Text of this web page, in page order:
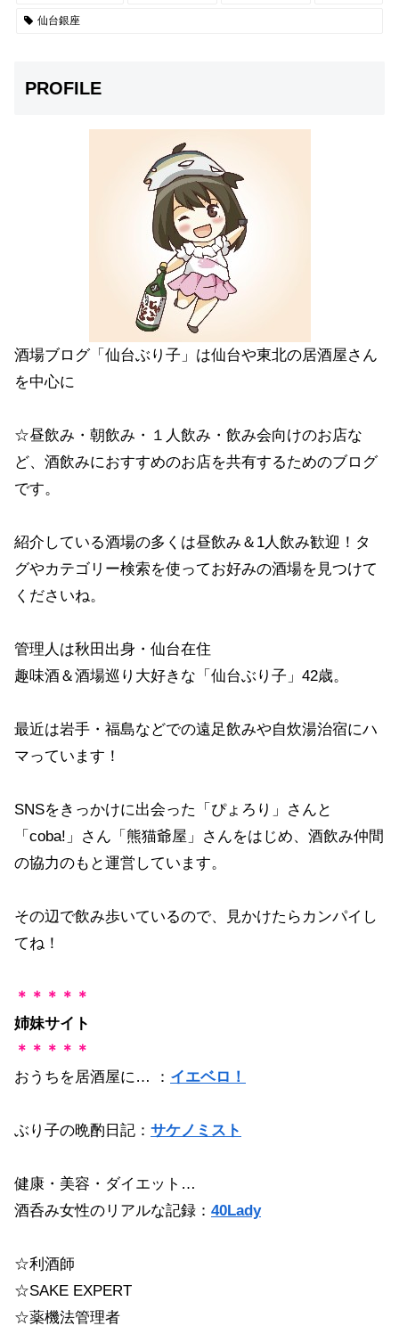
仙台銀座
PROFILE
酒場ブログ「仙台ぶり子」は仙台や東北の居酒屋さん
を中心に
☆昼飲み・朝飲み・１人飲み・飲み会向けのお店な
ど、酒飲みにおすすめのお店を共有するためのブログ
です。
紹介している酒場の多くは昼飲み＆1人飲み歓迎！タ
グやカテゴリー検索を使ってお好みの酒場を見つけて
くださいね。
管理人は秋田出身・仙台在住
趣味酒＆酒場巡り大好きな「仙台ぶり子」42歳。
最近は岩手・福島などでの遠足飲みや自炊湯治宿にハ
マっています！
SNSをきっかけに出会った「ぴょろり」さんと
「coba!」さん「熊猫爺屋」さんをはじめ、酒飲み仲間
の協力のもと運営しています。
その辺で飲み歩いているので、見かけたらカンパイし
てね！
＊＊＊＊＊
姉妹サイト
＊＊＊＊＊
おうちを居酒屋に… ： イエベロ！
ぶり子の晩酌日記： サケノミスト
健康・美容・ダイエット…
酒呑み女性のリアルな記録： 40Lady
☆利酒師
☆SAKE EXPERT
☆薬機法管理者